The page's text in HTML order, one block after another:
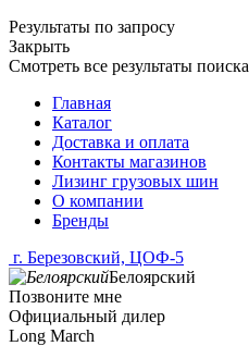
Результаты по запросу
Закрыть
Смотреть все результаты поиска
Главная
Каталог
Доставка и оплата
Контакты магазинов
Лизинг грузовых шин
О компании
Бренды
г. Березовский, ЦОФ-5
Белоярский
Позвоните мне
Официальный дилер
Long March